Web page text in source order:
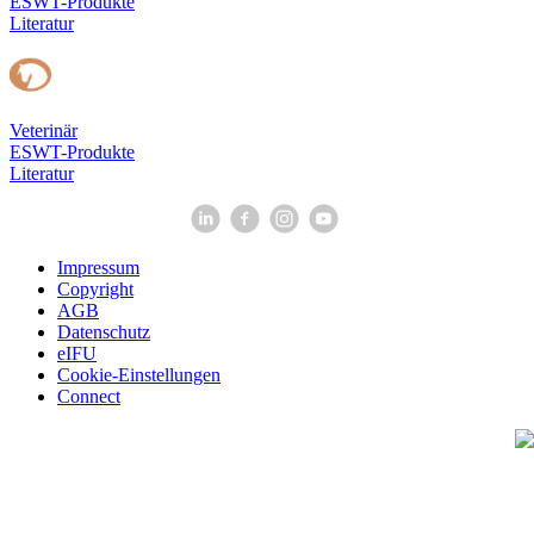
Literatur
Veterinär
ESWT-Produkte
Literatur
Impressum
Copyright
AGB
Datenschutz
eIFU
Cookie-Einstellungen
Connect